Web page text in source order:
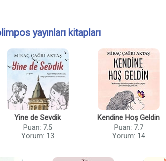
yayınları kitapları
Yine de Sevdik
Puan: 7.5
Yorum: 13
Kendine Hoş Geldin
Puan: 7.7
Yorum: 14